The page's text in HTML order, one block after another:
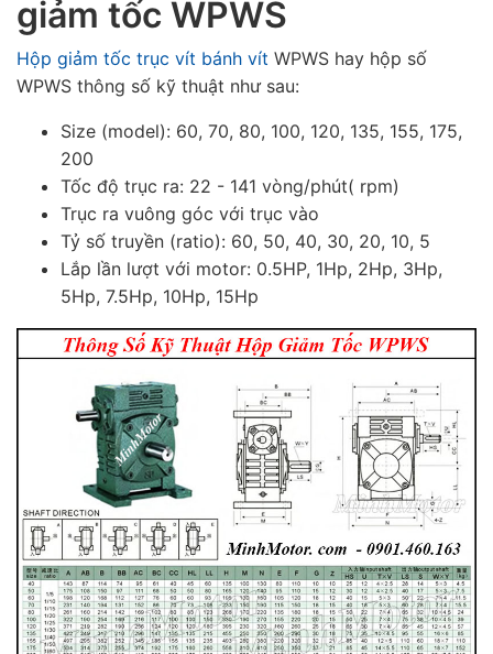
giảm tốc WPWS
Hộp giảm tốc trục vít bánh vít WPWS hay hộp số
WPWS thông số kỹ thuật như sau:
Size (model): 60, 70, 80, 100, 120, 135, 155, 175,
200
Tốc độ trục ra: 22 - 141 vòng/phút( rpm)
Trục ra vuông góc với trục vào
Tỷ số truyền (ratio): 60, 50, 40, 30, 20, 10, 5
Lắp lần lượt với motor: 0.5HP, 1Hp, 2Hp, 3Hp,
5Hp, 7.5Hp, 10Hp, 15Hp